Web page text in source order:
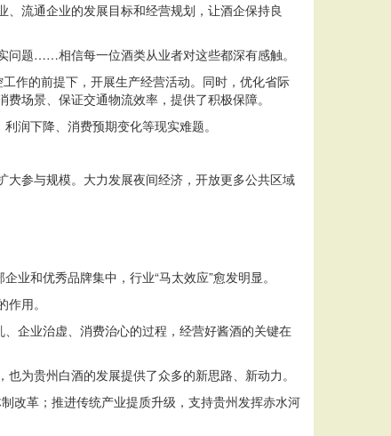
流通企业的发展目标和经营规划，让酒企保持良
问题……相信每一位酒类从业者对这些都深有感触。
作的前提下，开展生产经营活动。同时，优化省际
场景、保证交通物流效率，提供了积极保障。
润下降、消费预期变化等现实难题。
参与规模。大力发展夜间经济，开放更多公共区域
业和优秀品牌集中，行业“马太效应”愈发明显。
用。
企业治虚、消费治心的过程，经营好酱酒的关键在
为贵州白酒的发展提供了众多的新思路、新动力。
改革；推进传统产业提质升级，支持贵州发挥赤水河